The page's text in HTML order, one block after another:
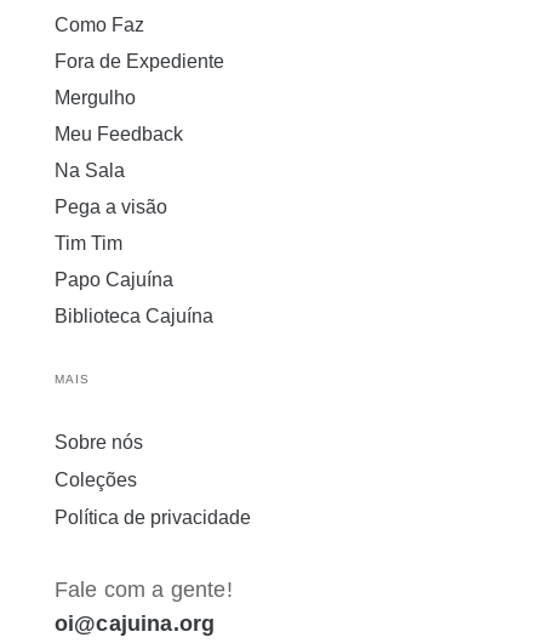
Como Faz
Fora de Expediente
Mergulho
Meu Feedback
Na Sala
Pega a visão
Tim Tim
Papo Cajuína
Biblioteca Cajuína
MAIS
Sobre nós
Coleções
Política de privacidade
Fale com a gente!
oi@cajuina.org